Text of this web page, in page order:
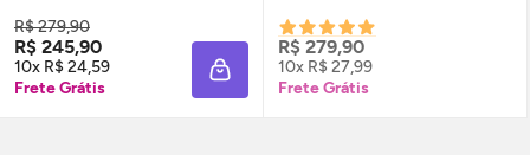
R$ 279,90
R$ 245,90
10x R$ 24,59
Frete Grátis
ADICIONAR À SACOLA
R$ 279,90
10x R$ 27,99
Frete Grátis